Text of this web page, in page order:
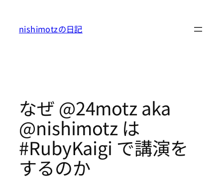
nishimotzの日記
なぜ @24motz aka
@nishimotz は
#RubyKaigi で講演を
するのか